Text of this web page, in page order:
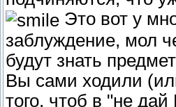
Это вот у
заблуждение, мол
будут знать
Вы сами ходили
того, чтоб в "не